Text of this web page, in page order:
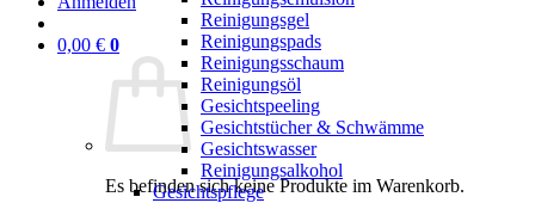
0,00 € 0
Es befinden sich keine Produkte im Warenkorb.
Reinigungsgel
Reinigungspads
Reinigungsschaum
Reinigungsöl
Gesichtspeeling
Gesichtstücher & Schwämme
Gesichtswasser
Reinigungsalkohol
Gesichtspflege